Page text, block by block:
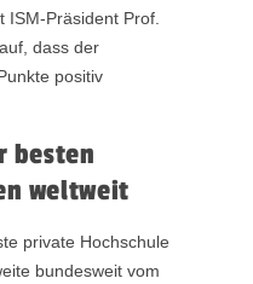
ISM-Präsident Prof.
dass der
positiv
besten
weltweit
private Hochschule
bundesweit vom